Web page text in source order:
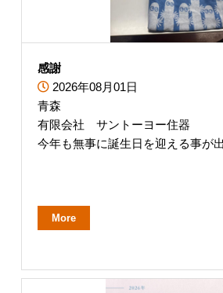
感謝
2026年08月01日
青森
有限会社 サントーヨー住器
今年も無事に誕生日を迎える事が
More